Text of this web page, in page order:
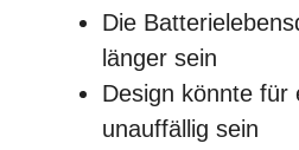
Die
länger sein
Design könnte für
unauffällig sein